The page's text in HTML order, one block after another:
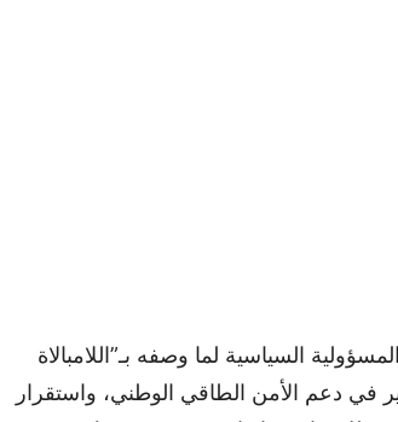
السياسية لما وصفه بـ”اللامبالاة
في دعم الأمن الطاقي الوطني، واستقرار